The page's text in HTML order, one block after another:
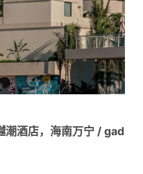
潮酒店，海南万宁 / gad